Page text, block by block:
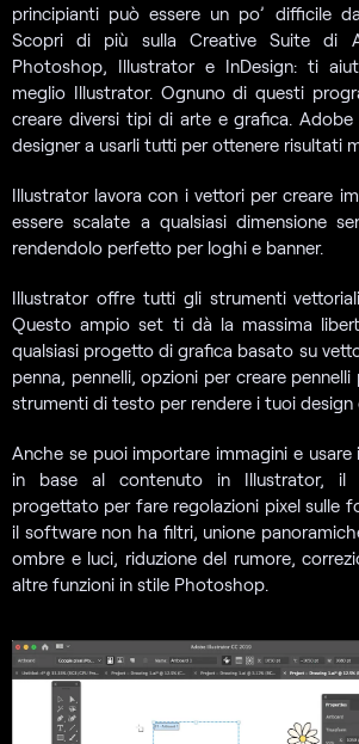
principianti può essere un po’ difficile
Scopri di più sulla Creative Suite di
Photoshop, Illustrator e InDesign: ti
meglio Illustrator. Ognuno di questi
creare diversi tipi di arte e grafica.
designer a usarli tutti per ottenere risultati
Illustrator lavora con i vettori per creare
essere scalate a qualsiasi dimensione
rendendolo perfetto per loghi e banner.
Illustrator offre tutti gli strumenti
Questo ampio set ti dà la massima
qualsiasi progetto di grafica basato su
penna, pennelli, opzioni per creare
strumenti di testo per rendere i tuoi design
Anche se puoi importare immagini e usare
in base al contenuto in Illustrator, il
progettato per fare regolazioni pixel sulle
il software non ha filtri, unione
ombre e luci, riduzione del rumore,
altre funzioni in stile Photoshop.